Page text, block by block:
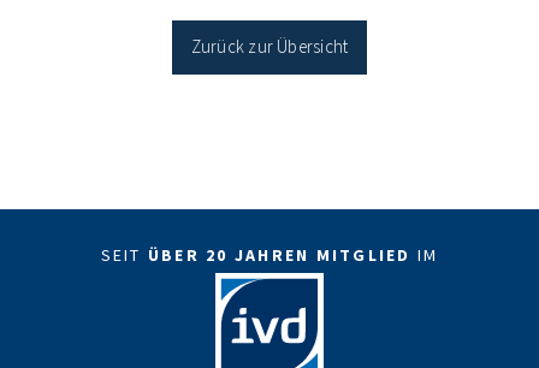
Sanierung in Einzelmaßnahmen […]
Zurück zur Übersicht
SEIT ÜBER 20 JAHREN MITGLIED IM